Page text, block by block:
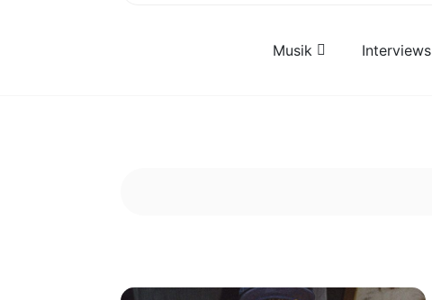
Musik Interviews